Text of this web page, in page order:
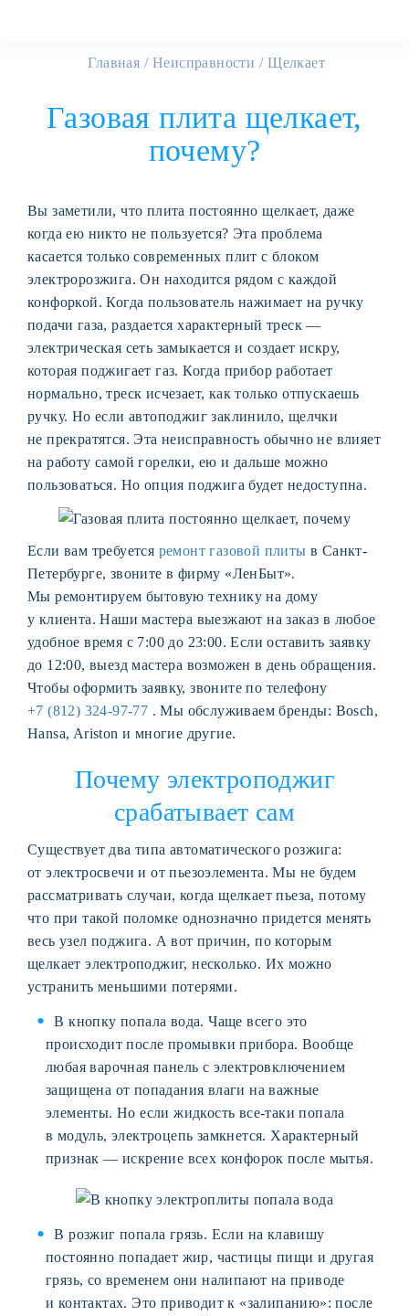
Главная Неисправности Щелкает
Газовая плита щелкает,
почему?
Вы заметили, что плита постоянно щелкает, даже
когда ею никто не пользуется? Эта проблема
касается только современных плит с блоком
электророзжига. Он находится рядом с каждой
конфоркой. Когда пользователь нажимает на ручку
подачи газа, раздается характерный треск —
электрическая сеть замыкается и создает искру,
которая поджигает газ. Когда прибор работает
нормально, треск исчезает, как только отпускаешь
ручку. Но если автоподжиг заклинило, щелчки
не прекратятся. Эта неисправность обычно не влияет
на работу самой горелки, ею и дальше можно
пользоваться. Но опция поджига будет недоступна.
Если вам требуется ремонт газовой плиты в Санкт-
Петербурге, звоните в фирму «ЛенБыт».
Мы ремонтируем бытовую технику на дому
у клиента. Наши мастера выезжают на заказ в любое
удобное время с 7:00 до 23:00. Если оставить заявку
до 12:00, выезд мастера возможен в день обращения.
Чтобы оформить заявку, звоните по телефону
+7 (812) 324-97-77 . Мы обслуживаем бренды: Bosch,
Hansa, Ariston и многие другие.
Почему электроподжиг
срабатывает сам
Существует два типа автоматического розжига:
от электросвечи и от пьезоэлемента. Мы не будем
рассматривать случаи, когда щелкает пьеза, потому
что при такой поломке однозначно придется менять
весь узел поджига. А вот причин, по которым
щелкает электроподжиг, несколько. Их можно
устранить меньшими потерями.
В кнопку попала вода. Чаще всего это
происходит после промывки прибора. Вообще
любая варочная панель с электровключением
защищена от попадания влаги на важные
элементы. Но если жидкость все-таки попала
в модуль, электроцепь замкнется. Характерный
признак — искрение всех конфорок после мытья.
В розжиг попала грязь. Если на клавишу
постоянно попадает жир, частицы пищи и другая
грязь, со временем они налипают на приводе
и контактах. Это приводит к «залипанию»: после